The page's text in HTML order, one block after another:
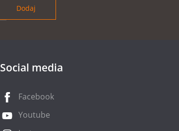
Social media
Facebook
Youtube